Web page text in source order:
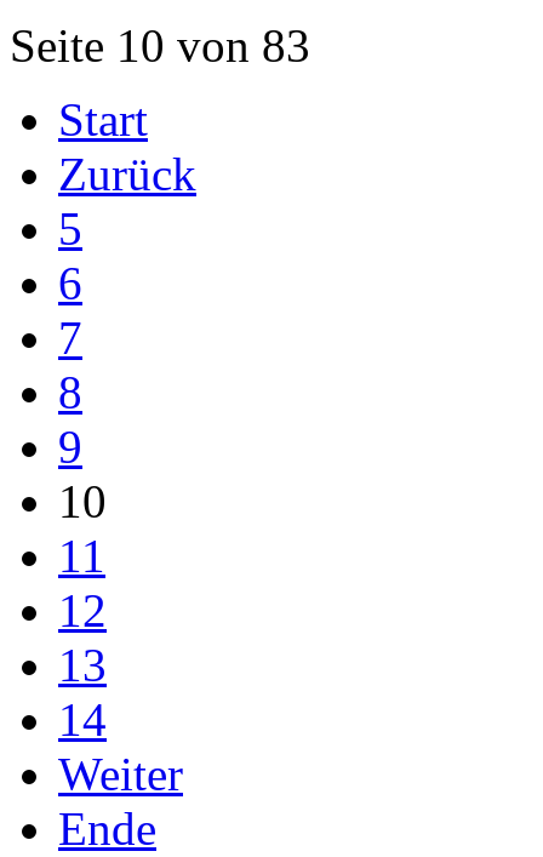
Seite 10 von 83
Start
Zurück
5
6
7
8
9
10
11
12
13
14
Weiter
Ende